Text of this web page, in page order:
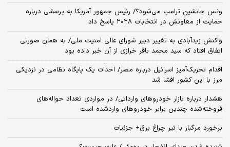
ونس جانشین ترامپ می‌شود؟/ رئیس جمهور آمریکا به پرسشی درباره
حمایت از معاونش در انتخابات ۲۰۲۸ پاسخ داد
واکنش زیدآبادی به تغییر دبیر شورای عالی امنیت ملی/ به همان صورتی
اتفاق افتاد که سید محمد باقر خرازی از آن خبر داده بود
اقدام تحریک‌آمیز اسرائیل درباره مصر/ احداث یک پایگاه نظامی در نزدیکی
مرز با این کشور افشا شد
هشدار درباره بازار خودروهای وارداتی/ در مواردی تعداد حواله‌های
فروخته‌شده چندین برابر خودروهای واردشده است
برخورد مرگبار با تیر چراغ برق+ جزئیات